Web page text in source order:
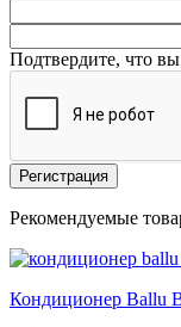
Подтвердите, что
Регистрация
Рекомендуемые
Кондиционер Ballu